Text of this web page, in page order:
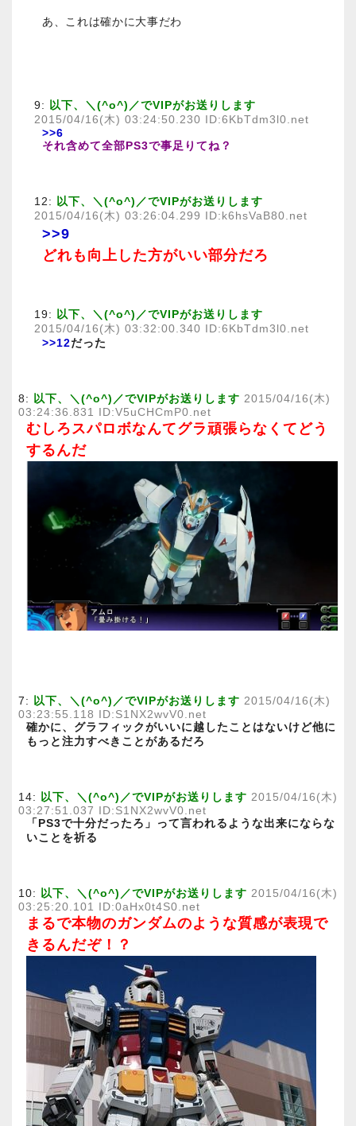
あ、これは確かに大事だわ
9: 以下、＼(^o^)／でVIPがお送りします
2015/04/16(木) 03:24:50.230 ID:6KbTdm3l0.net
>>6
それ含めて全部PS3で事足りてね？
12: 以下、＼(^o^)／でVIPがお送りします
2015/04/16(木) 03:26:04.299 ID:k6hsVaB80.net
>>9
どれも向上した方がいい部分だろ
19: 以下、＼(^o^)／でVIPがお送りします
2015/04/16(木) 03:32:00.340 ID:6KbTdm3l0.net
>>12だった
8: 以下、＼(^o^)／でVIPがお送りします 2015/04/16(木)
03:24:36.831 ID:V5uCHCmP0.net
むしろスパロボなんてグラ頑張らなくてどう
するんだ
7: 以下、＼(^o^)／でVIPがお送りします 2015/04/16(木)
03:23:55.118 ID:S1NX2wvV0.net
確かに、グラフィックがいいに越したことはないけど他に
もっと注力すべきことがあるだろ
14: 以下、＼(^o^)／でVIPがお送りします 2015/04/16(木)
03:27:51.037 ID:S1NX2wvV0.net
「PS3で十分だったろ」って言われるような出来にならな
いことを祈る
10: 以下、＼(^o^)／でVIPがお送りします 2015/04/16(木)
03:25:20.101 ID:0aHx0t4S0.net
まるで本物のガンダムのような質感が表現で
きるんだぞ！？